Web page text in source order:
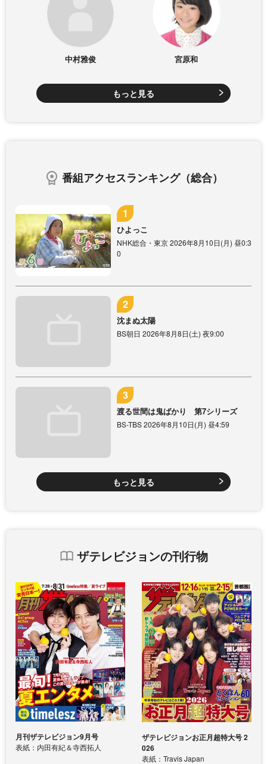
中村雅俊 宮原和
もっと見る
番組アクセスランキング（総合）
ひよっこ
NHK総合・東京 2026年8月10日(月) 昼0:3
0
沈まぬ太陽
BS朝日 2026年8月8日(土) 夜9:00
渡る世間は鬼ばかり 第7シリーズ
BS-TBS 2026年8月10日(月) 昼4:59
もっと見る
ザテレビジョンの刊行物
月刊ザテレビジョン9月号
表紙：内田有紀＆寺西拓人
ザテレビジョンお正月超特大号 2
026
表紙：Travis Japan